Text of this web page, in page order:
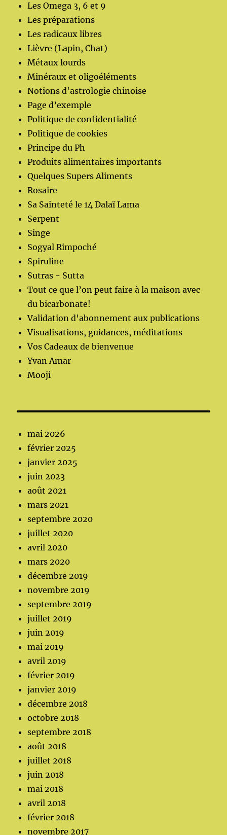
Les Omega 3, 6 et 9
Les préparations
Les radicaux libres
Lièvre (Lapin, Chat)
Métaux lourds
Minéraux et oligoéléments
Notions d'astrologie chinoise
Page d’exemple
Politique de confidentialité
Politique de cookies
Principe du Ph
Produits alimentaires importants
Quelques Supers Aliments
Rosaire
Sa Sainteté le 14 Dalaï Lama
Serpent
Singe
Sogyal Rimpoché
Spiruline
Sutras - Sutta
Tout ce que l’on peut faire à la maison avec
du bicarbonate!
Validation d'abonnement aux publications
Visualisations, guidances, méditations
Vos Cadeaux de bienvenue
Yvan Amar
Mooji
mai 2026
février 2025
janvier 2025
juin 2023
août 2021
mars 2021
septembre 2020
juillet 2020
avril 2020
mars 2020
décembre 2019
novembre 2019
septembre 2019
juillet 2019
juin 2019
mai 2019
avril 2019
février 2019
janvier 2019
décembre 2018
octobre 2018
septembre 2018
août 2018
juillet 2018
juin 2018
mai 2018
avril 2018
février 2018
novembre 2017